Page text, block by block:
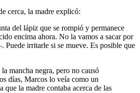
cerca, la madre explicó:
del lápiz que se rompió y permanece
encima ahora. No la vamos a sacar por
irritarle si se mueve. Es posible que
mancha negra, pero no causó
días, Marcos lo veía como un
que la madre contaba acerca de las